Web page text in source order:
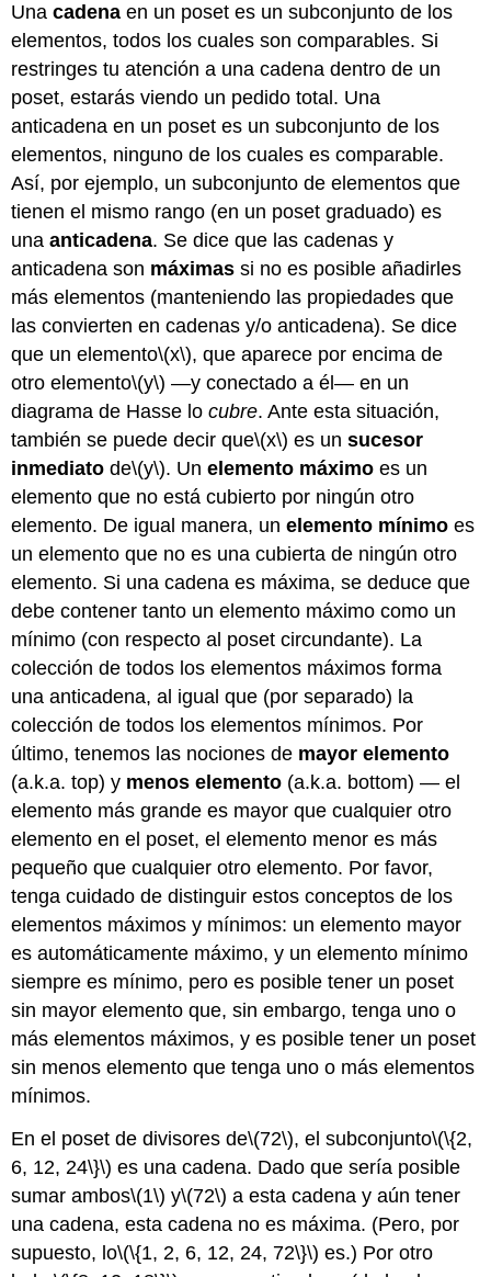
Unacadena en un poset es un subconjunto de los
elementos, todos los cuales son comparables. Si
restringes tu atención a una cadena dentro de un
poset, estarás viendo un pedido total. Una
anticadena en un poset es un subconjunto de los
elementos, ninguno de los cuales es comparable.
Así, por ejemplo, un subconjunto de elementos que
tienen el mismo rango (en un poset graduado) es
unaanticadena. Se dice que las cadenas y
anticadena son máximas si no es posible añadirles
más elementos (manteniendo las propiedades que
las convierten en cadenas y/o anticadena). Se dice
que un elemento\(x\), que aparece por encima de
otro elemento\(y\) —y conectado a él— en un
diagrama de Hasse locubre. Ante esta situación,
también se puede decir que\(x\) es unsucesor
inmediato de\(y\). Unelemento máximo es un
elemento que no está cubierto por ningún otro
elemento. De igual manera, unelemento mínimo es
un elemento que no es una cubierta de ningún otro
elemento. Si una cadena es máxima, se deduce que
debe contener tanto un elemento máximo como un
mínimo (con respecto al poset circundante). La
colección de todos los elementos máximos forma
una anticadena, al igual que (por separado) la
colección de todos los elementos mínimos. Por
último, tenemos las nociones de mayor elemento
(a.k.a. top) y menos elemento (a.k.a. bottom) — el
elemento más grande es mayor que cualquier otro
elemento en el poset, el elemento menor es más
pequeño que cualquier otro elemento. Por favor,
tenga cuidado de distinguir estos conceptos de los
elementos máximos y mínimos: un elemento mayor
es automáticamente máximo, y un elemento mínimo
siempre es mínimo, pero es posible tener un poset
sin mayor elemento que, sin embargo, tenga uno o
más elementos máximos, y es posible tener un poset
sin menos elemento que tenga uno o más elementos
mínimos.
En el poset de divisores de\(72\), el subconjunto\(\{2,
6, 12, 24\}\) es una cadena. Dado que sería posible
sumar ambos\(1\) y\(72\) a esta cadena y aún tener
una cadena, esta cadena no es máxima. (Pero, por
supuesto, lo\(\{1, 2, 6, 12, 24, 72\}\) es.) Por otro